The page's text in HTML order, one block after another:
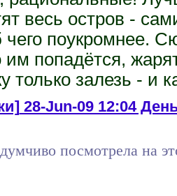
весь остров -
чего поукромнее.
им попадётся,
только залезь - и
28-Jun-09 12:04
посмотрела на